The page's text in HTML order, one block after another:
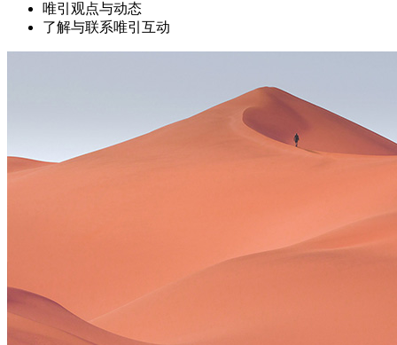
唯引观点与动态
了解与联系唯引互动